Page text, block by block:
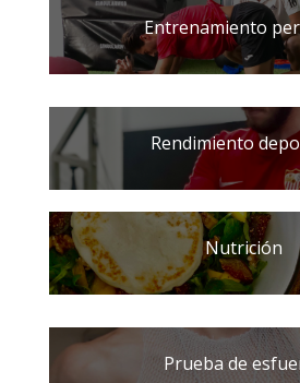
Entrenamiento
Rendimiento
Nutrición
Prueba de